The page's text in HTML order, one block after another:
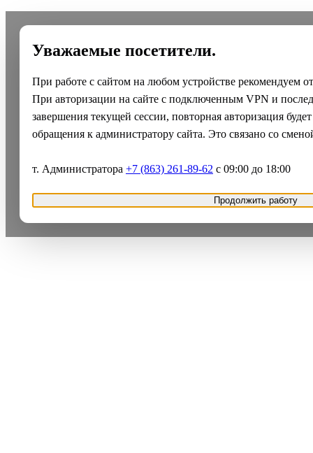
Уважаемые посетители.
При работе с сайтом на любом устройстве рекомендуем
При авторизации на сайте с подключенным VPN и
завершения текущей сессии, повторная авторизация
обращения к администратору сайта. Это связано со
т. Администратора +7 (863) 261-89-62 с 09:00 до 18:00
Продолжить работу